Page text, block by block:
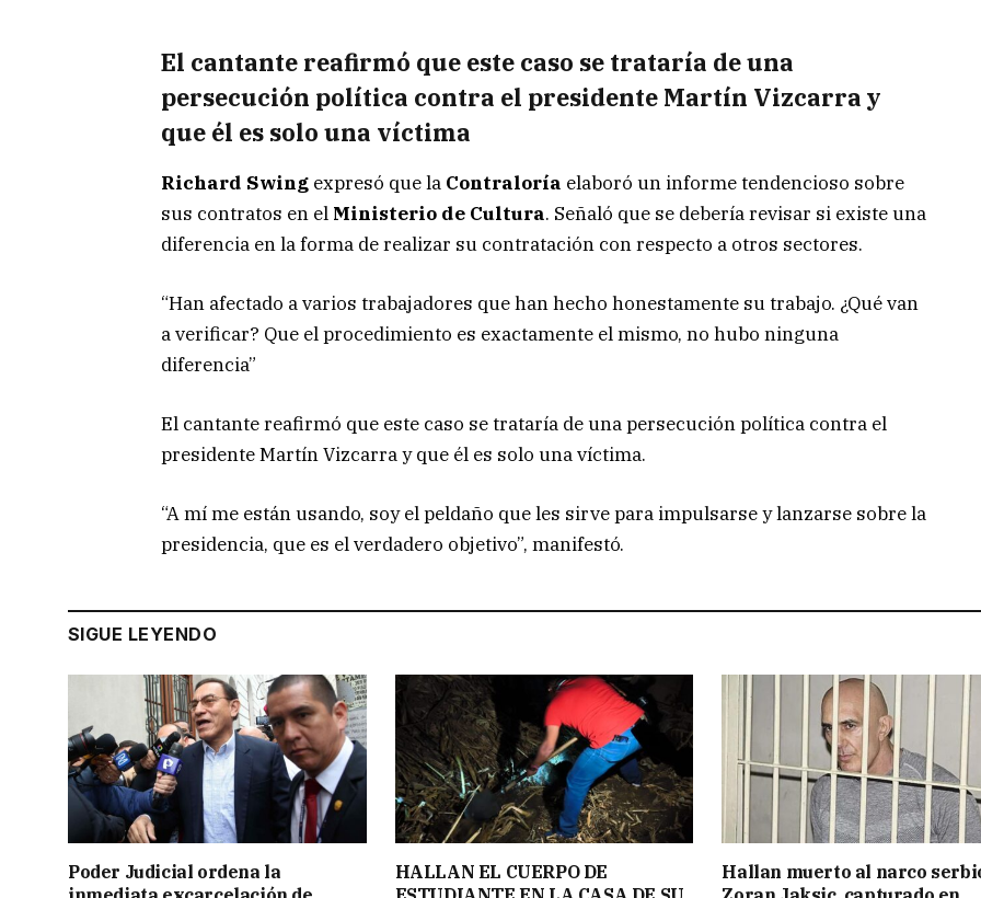
El cantante reafirmó que este caso se trataría de una
persecución política contra el presidente Martín Vizcarra y
que él es solo una víctima
Richard Swing expresó que la Contraloría elaboró un informe tendencioso sobre
sus contratos en el Ministerio de Cultura. Señaló que se debería revisar si existe una
diferencia en la forma de realizar su contratación con respecto a otros sectores.
“Han afectado a varios trabajadores que han hecho honestamente su trabajo. ¿Qué van
a verificar? Que el procedimiento es exactamente el mismo, no hubo ninguna
diferencia”
El cantante reafirmó que este caso se trataría de una persecución política contra el
presidente Martín Vizcarra y que él es solo una víctima.
“A mí me están usando, soy el peldaño que les sirve para impulsarse y lanzarse sobre la
presidencia, que es el verdadero objetivo”, manifestó.
SIGUE LEYENDO
Poder Judicial ordena la
HALLAN EL CUERPO DE
Hallan muerto al narco